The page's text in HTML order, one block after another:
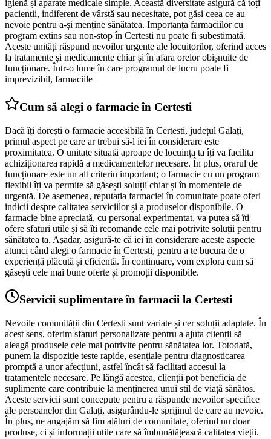
igienă și aparate medicale simple. Această diversitate asigură că toți
pacienții, indiferent de vârstă sau necesitate, pot găsi ceea ce au
nevoie pentru a-și menține sănătatea. Importanța farmaciilor cu
program extins sau non-stop în Certesti nu poate fi subestimată.
Aceste unități răspund nevoilor urgente ale locuitorilor, oferind acces
la tratamente și medicamente chiar și în afara orelor obișnuite de
funcționare. Într-o lume în care programul de lucru poate fi
imprevizibil, farmaciile
Cum să alegi o farmacie în Certesti
Dacă îți dorești o farmacie accesibilă în Certesti, județul Galați,
primul aspect pe care ar trebui să-l iei în considerare este
proximitatea. O unitate situată aproape de locuința ta îți va facilita
achiziționarea rapidă a medicamentelor necesare. În plus, orarul de
funcționare este un alt criteriu important; o farmacie cu un program
flexibil îți va permite să găsești soluții chiar și în momentele de
urgență. De asemenea, reputația farmaciei în comunitate poate oferi
indicii despre calitatea serviciilor și a produselor disponibile. O
farmacie bine apreciată, cu personal experimentat, va putea să îți
ofere sfaturi utile și să îți recomande cele mai potrivite soluții pentru
sănătatea ta. Așadar, asigură-te că iei în considerare aceste aspecte
atunci când alegi o farmacie în Certesti, pentru a te bucura de o
experiență plăcută și eficientă. În continuare, vom explora cum să
găsești cele mai bune oferte și promoții disponibile.
Servicii suplimentare în farmacii la Certesti
Nevoile comunității din Certesti sunt variate și cer soluții adaptate. În
acest sens, oferim sfaturi personalizate pentru a ajuta clienții să
aleagă produsele cele mai potrivite pentru sănătatea lor. Totodată,
punem la dispoziție teste rapide, esențiale pentru diagnosticarea
promptă a unor afecțiuni, astfel încât să facilitați accesul la
tratamentele necesare. Pe lângă acestea, clienții pot beneficia de
suplimente care contribuie la menținerea unui stil de viață sănătos.
Aceste servicii sunt concepute pentru a răspunde nevoilor specifice
ale persoanelor din Galați, asigurându-le sprijinul de care au nevoie.
În plus, ne angajăm să fim alături de comunitate, oferind nu doar
produse, ci și informații utile care să îmbunătățească calitatea vieții.